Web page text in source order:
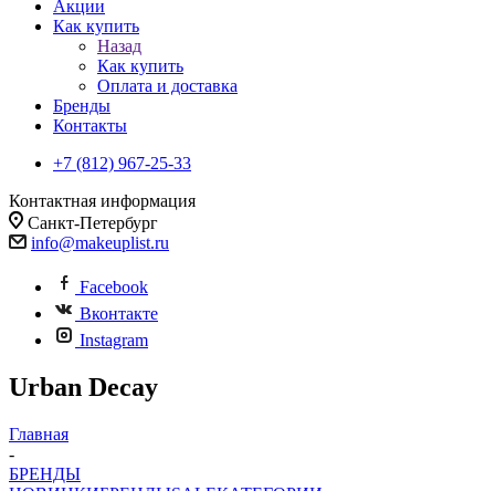
Акции
Как купить
Назад
Как купить
Оплата и доставка
Бренды
Контакты
+7 (812) 967-25-33
Контактная информация
Санкт-Петербург
info@makeuplist.ru
Facebook
Вконтакте
Instagram
Urban Decay
Главная
-
БРЕНДЫ